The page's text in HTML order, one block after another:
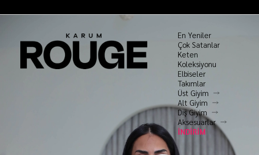
En Yeniler
Çok Satanlar
Keten
Koleksiyonu
Elbiseler
Takımlar
Üst Giyim
Alt Giyim
Dış Giyim
Aksesuarlar
İNDİRİM